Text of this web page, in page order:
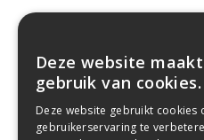
02/
Deze website maakt
gebruik van cookies.
Deze website gebruikt cookies
gebruikerservaring te